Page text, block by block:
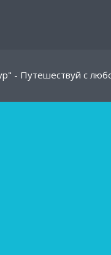
- Путешествуй с